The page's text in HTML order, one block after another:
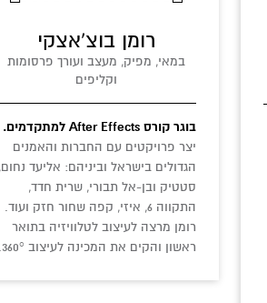
רומן בוצ’אצקי
במאי, מפיק, מעצב ועורך פרסומות
וקליפים
בוגר קורס After Effects למתקדמים.
יצר פרויקטים עם החברות והאמנים
הגדולים בישראל וביניהם: אליעד נחום,
סטטיק ובן-אל תבורי, שרית חדד,
התקווה 6, איזי, קפה שחור חזק ועוד.
רומן מרצה לעיצוב לטלוויזיה בתואר
ראשון והקים את המכינה לעיצוב 360°.